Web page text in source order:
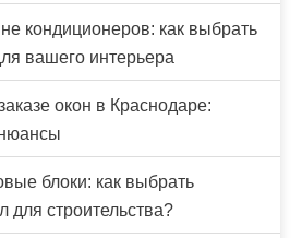
кондиционеров: как выбрать
вашего интерьера
окон в Краснодаре:
блоки: как выбрать
для строительства?